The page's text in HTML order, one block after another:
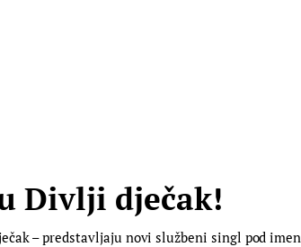
Divlji dječak!
– predstavljaju novi službeni singl pod